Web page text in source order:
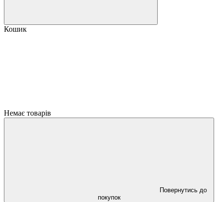
Кошик
Немає товарів
Повернутись до
покупок